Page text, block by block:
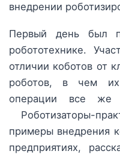
внедрении
Первый день был
робототехнике.
отличии коботов от
роботов, в чем
операции все же
Роботизаторы-
примеры внедрения
предприятиях,